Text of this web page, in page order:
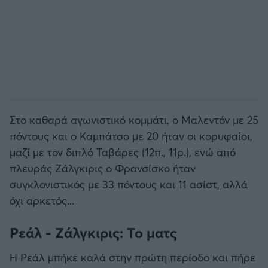
Στο καθαρά αγωνιστικό κομμάτι, ο Μαλεντόν με 25
πόντους και ο Καμπάτσο με 20 ήταν οι κορυφαίοι,
μαζί με τον διπλό Ταβάρες (12π., 11ρ.), ενώ από
πλευράς Ζάλγκιρις ο Φρανσίσκο ήταν
συγκλονιστικός με 33 πόντους και 11 ασίστ, αλλά
όχι αρκετός...
Ρεάλ - Ζάλγκιρις: Το ματς
Η Ρεάλ μπήκε καλά στην πρώτη περίοδο και πήρε